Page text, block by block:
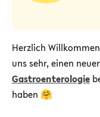
Herzlich
uns sehr, einen
Gastroenterologie
haben 🤗